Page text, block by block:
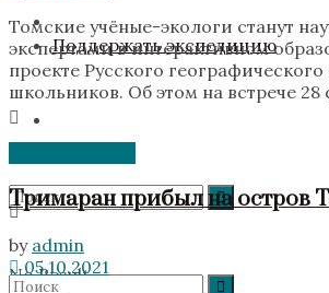
No Result
Поддержать экспедицию
Томские учёные-экологи станут
экспертами в интерактивном
проекте Русского
школьников. Об этом на встрече 28
Тримаран прибыл на остров
by admin
05.10.2021